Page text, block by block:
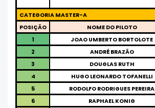
CATEGORIA MASTER-A
POSIÇÃO
NOME DO PILOTO
1
JOAO UMBERTO BORTOLOTE
2
ANDRÉ BRAZÃO
3
DOUGLAS RUTH
4
HUGO LEONARDO TOFANELLI
5
RODOLFO RODRIGUES PEREIRA
6
RAPHAEL KONIG